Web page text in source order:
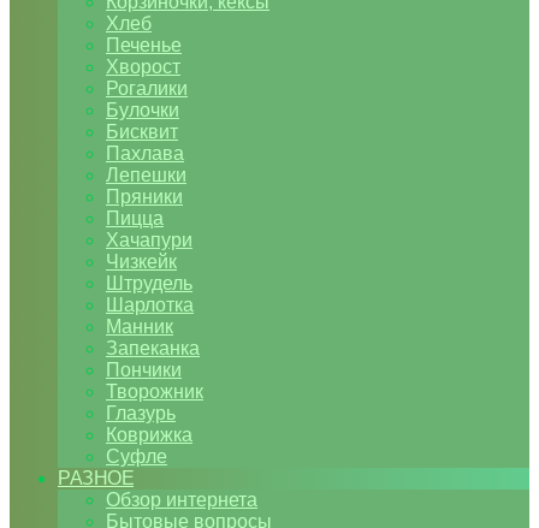
Хлеб
Печенье
Хворост
Рогалики
Булочки
Бисквит
Пахлава
Лепешки
Пряники
Пицца
Хачапури
Чизкейк
Штрудель
Шарлотка
Манник
Запеканка
Пончики
Творожник
Глазурь
Коврижка
Суфле
РАЗНОЕ
Обзор интернета
Бытовые вопросы